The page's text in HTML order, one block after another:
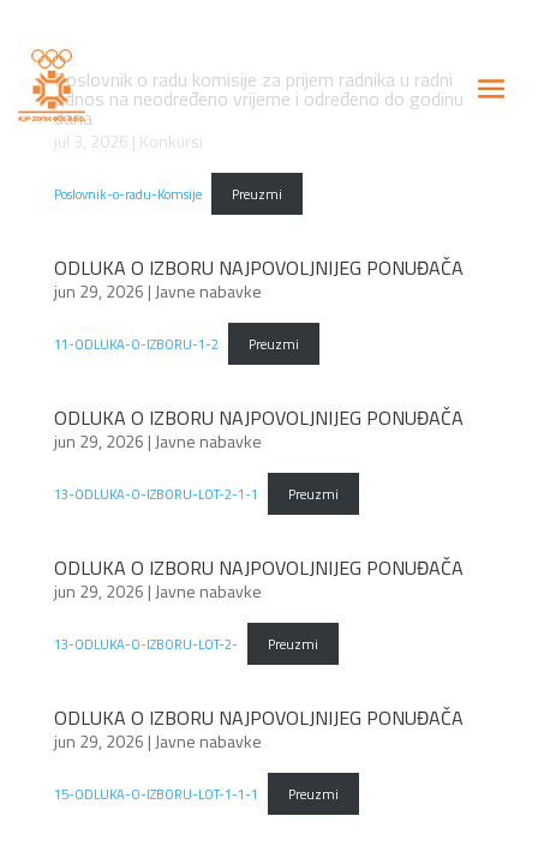
Poslovnik o radu komisije za prijem radnika u radni
odnos na neodređeno vrijeme i određeno do godinu
dana
jul 3, 2026 | Konkursi
Poslovnik-o-radu-Komsije Preuzmi
ODLUKA O IZBORU NAJPOVOLJNIJEG PONUĐAČA
jun 29, 2026 | Javne nabavke
11-ODLUKA-O-IZBORU-1-2 Preuzmi
ODLUKA O IZBORU NAJPOVOLJNIJEG PONUĐAČA
jun 29, 2026 | Javne nabavke
13-ODLUKA-O-IZBORU-LOT-2-1-1 Preuzmi
ODLUKA O IZBORU NAJPOVOLJNIJEG PONUĐAČA
jun 29, 2026 | Javne nabavke
13-ODLUKA-O-IZBORU-LOT-2- Preuzmi
ODLUKA O IZBORU NAJPOVOLJNIJEG PONUĐAČA
jun 29, 2026 | Javne nabavke
15-ODLUKA-O-IZBORU-LOT-1-1-1 Preuzmi